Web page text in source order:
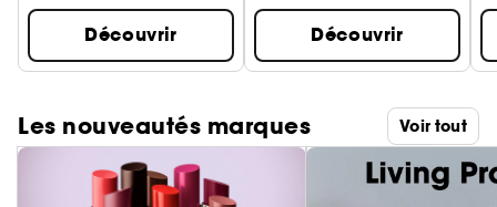
Découvrir Découvrir
Les nouveautés marques Voir tout